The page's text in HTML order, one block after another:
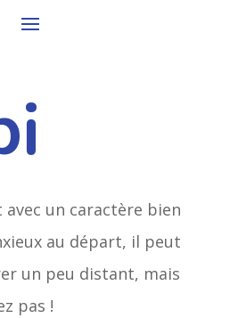
un caractère bien
au départ, il peut
un peu distant, mais
pas !